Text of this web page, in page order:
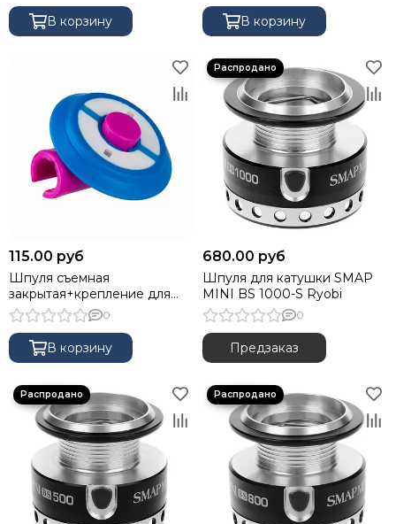
В корзину В корзину
115.00 руб
Шпуля съемная
закрытая+крепление для
удочки 2.7-3.6м (HS-SH-K-2.7-
3.6)
0
В корзину
680.00 руб
Шпуля для катушки SMAP
MINI BS 1000-S Ryobi
0
Предзаказ